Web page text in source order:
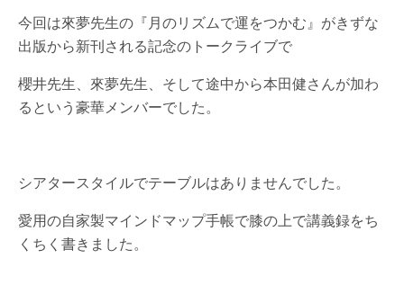
今回は來夢先生の『月のリズムで運をつかむ』がきずな
出版から新刊される記念のトークライブで
櫻井先生、來夢先生、そして途中から本田健さんが加わ
るという豪華メンバーでした。
シアタースタイルでテーブルはありませんでした。
愛用の自家製マインドマップ手帳で膝の上で講義録をち
くちく書きました。